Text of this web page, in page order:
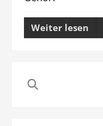
Weiter lesen